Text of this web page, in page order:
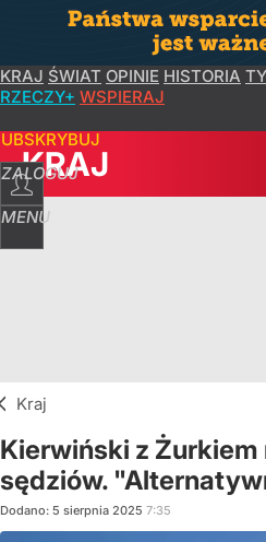
KRAJ ŚWIAT OPINIE HISTORIA
RZECZY+ WSPIERAJ
ZALOGUJ
MENU
KRAJ
Kraj
Kierwiński z Żurkiem
sędziów.
Dodano: 5 sierpnia 2025 7:35